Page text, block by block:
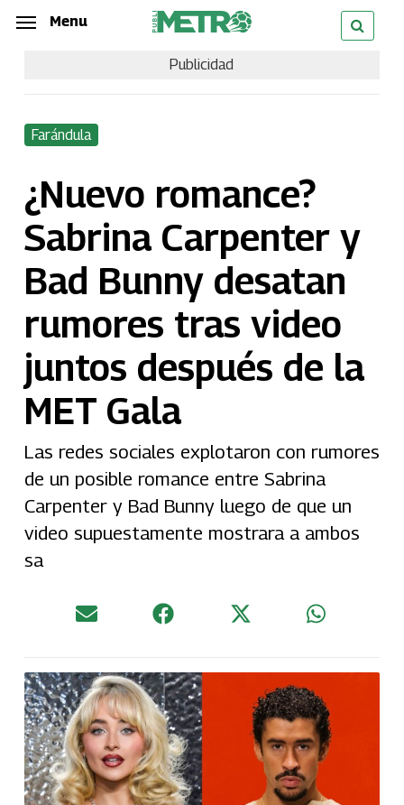
Skip
content
Menu
Publicidad
Farándula
¿Nuevo romance?
Sabrina Carpenter y
Bad Bunny desatan
rumores tras video
juntos después de la
MET Gala
Las redes sociales explotaron con rumores
de un posible romance entre Sabrina
Carpenter y Bad Bunny luego de que un
video supuestamente mostrara a ambos
sa
Menu